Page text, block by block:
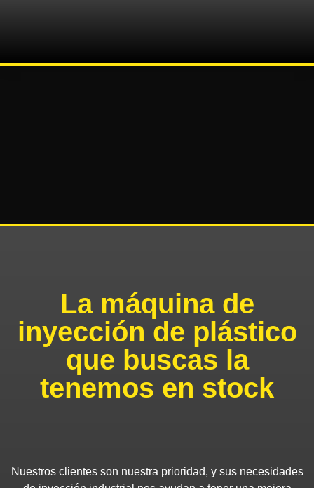
La máquina de
inyección de plástico
que buscas la
tenemos en stock
Nuestros clientes son nuestra prioridad, y sus necesidades